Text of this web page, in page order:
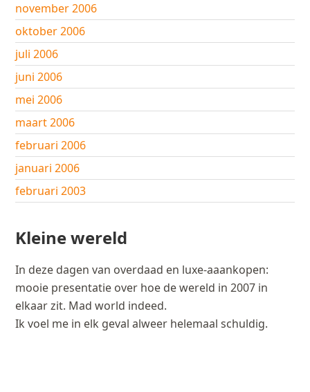
november 2006
oktober 2006
juli 2006
juni 2006
mei 2006
maart 2006
februari 2006
januari 2006
februari 2003
Kleine wereld
In deze dagen van overdaad en luxe-aaankopen:
mooie presentatie over hoe de wereld in 2007 in
elkaar zit. Mad world indeed.
Ik voel me in elk geval alweer helemaal schuldig.